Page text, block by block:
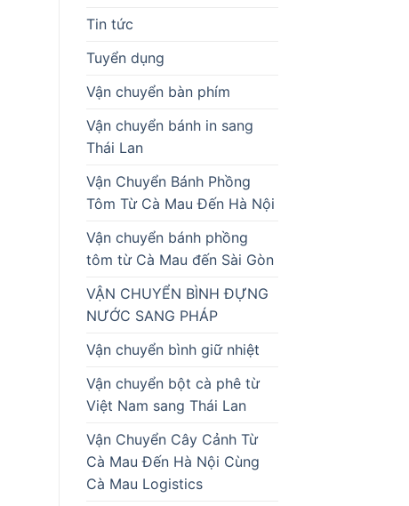
Tin tức
Tuyển dụng
Vận chuyển bàn phím
Vận chuyển bánh in sang
Thái Lan
Vận Chuyển Bánh Phồng
Tôm Từ Cà Mau Đến Hà Nội
Vận chuyển bánh phồng
tôm từ Cà Mau đến Sài Gòn
VẬN CHUYỂN BÌNH ĐỰNG
NƯỚC SANG PHÁP
Vận chuyển bình giữ nhiệt
Vận chuyển bột cà phê từ
Việt Nam sang Thái Lan
Vận Chuyển Cây Cảnh Từ
Cà Mau Đến Hà Nội Cùng
Cà Mau Logistics